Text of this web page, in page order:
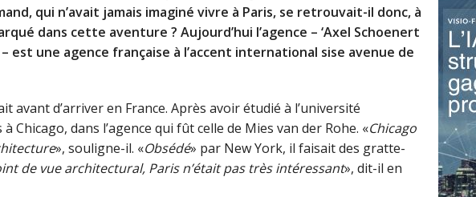
qui n’avait jamais imaginé vivre à Paris, se retrouvait-il donc, à
dans cette aventure ? Aujourd’hui l’agence – ‘Axel Schoenert
est une agence française à l’accent international sise avenue de
avant d’arriver en France. Après avoir étudié à l’université
Chicago, dans l’agence qui fût celle de Mies van der Rohe. «Chicago
», souligne-il. «Obsédé» par New York, il faisait des gratte-
de vue architectural, Paris n’était pas très intéressant», dit-il en